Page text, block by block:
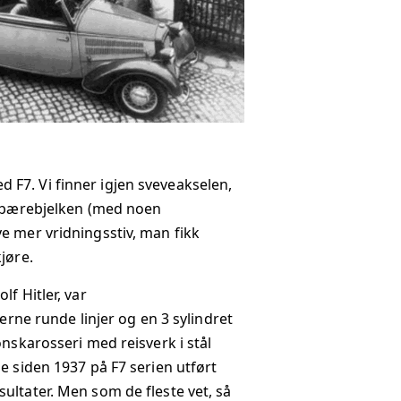
Vi finner igjen sveveakselen,
(med noen
mer vridningsstiv, man fikk
Hitler, var
runde linjer og en 3 sylindret
med reisverk i stål
siden 1937 på F7 serien utført
Men som de fleste vet, så